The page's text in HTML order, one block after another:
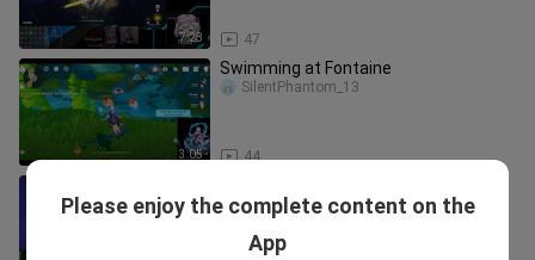
7:28 47
3:05
Swimming at Fontaine
44
SilentPhantom_13
THÀNH VIÊN MỚI CỦA HERO
Please enjoy the complete content on the
App